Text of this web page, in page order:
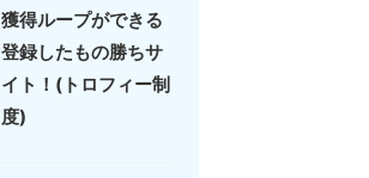
獲得ループができる
登録したもの勝ちサ
イト！(トロフィー制
度)